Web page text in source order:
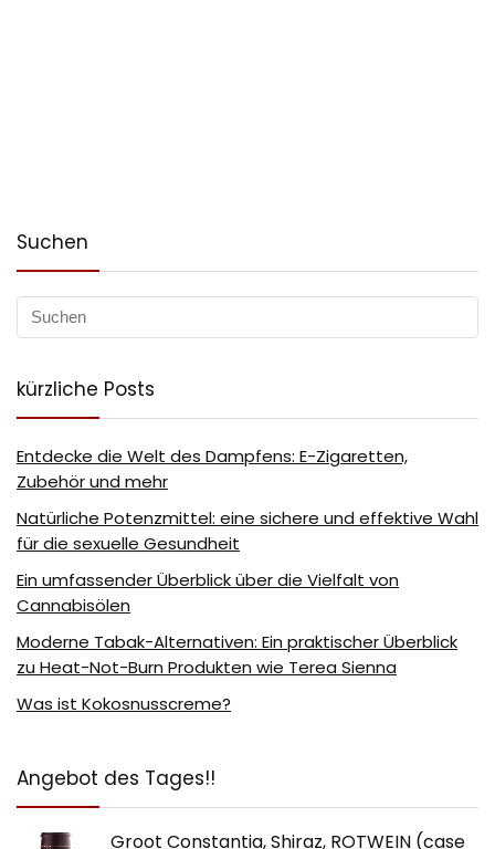
Suchen
kürzliche Posts
Entdecke die Welt des Dampfens: E-Zigaretten,
Zubehör und mehr
Natürliche Potenzmittel: eine sichere und effektive Wahl
für die sexuelle Gesundheit
Ein umfassender Überblick über die Vielfalt von
Cannabisölen
Moderne Tabak-Alternativen: Ein praktischer Überblick
zu Heat-Not-Burn Produkten wie Terea Sienna
Was ist Kokosnusscreme?
Angebot des Tages!!
Groot Constantia, Shiraz, ROTWEIN (case